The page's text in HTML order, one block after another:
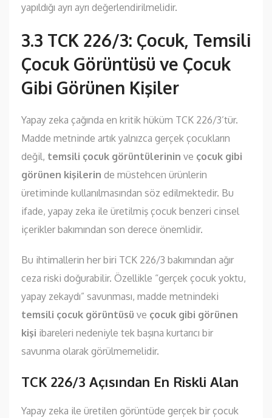
yapıldığı ayrı ayrı değerlendirilmelidir.
3.3 TCK 226/3: Çocuk, Temsili
Çocuk Görüntüsü ve Çocuk
Gibi Görünen Kişiler
Yapay zeka çağında en kritik hüküm TCK 226/3’tür.
Madde metninde artık yalnızca gerçek çocukların
değil, temsili çocuk görüntülerinin ve çocuk gibi
görünen kişilerin de müstehcen ürünlerin
üretiminde kullanılmasından söz edilmektedir. Bu
ifade, yapay zeka ile üretilmiş çocuk benzeri cinsel
içerikler bakımından son derece önemlidir.
Bu ihtimallerin her biri TCK 226/3 bakımından ağır
ceza riski doğurabilir. Özellikle “gerçek çocuk yoktu,
yapay zekaydı” savunması, madde metnindeki
temsili çocuk görüntüsü ve çocuk gibi görünen
kişi ibareleri nedeniyle tek başına kurtarıcı bir
savunma olarak görülmemelidir.
TCK 226/3 Açısından En Riskli Alan
Yapay zeka ile üretilen görüntüde gerçek bir çocuk